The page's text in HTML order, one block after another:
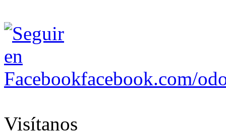
facebook.com/
Visítanos